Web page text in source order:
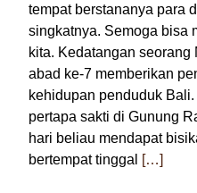
tempat berstananya para
singkatnya. Semoga bisa
kita. Kedatangan seorang
abad ke-7 memberikan
kehidupan penduduk
pertapa sakti di Gunung
hari beliau mendapat
bertempat tinggal
[…]